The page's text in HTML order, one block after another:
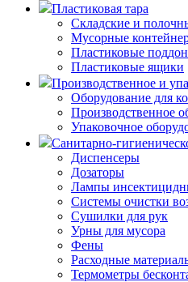
Пластиковая тара
Складские и
Мусорные
Пластиковые
Пластиковые ящики
Производственное и
Оборудование для
Производственное
Упаковочное
Санитарно-
Диспенсеры
Дозаторы
Лампы
Системы очистки
Сушилки для рук
Урны для мусора
Фены
Расходные
Термометры